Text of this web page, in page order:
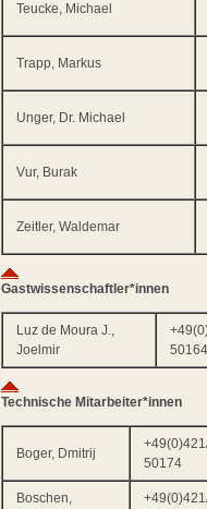
Teucke, Michael
Trapp, Markus
Unger, Dr. Michael
Vur, Burak
Zeitler, Waldemar
Gastwissenschaftler*innen
Luz de Moura J.,
Joelmir
Technische Mitarbeiter*innen
Boger, Dmitrij
50174
Boschen,